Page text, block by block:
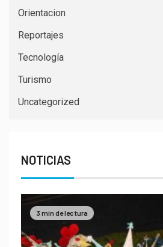
Orientacion
Reportajes
Tecnología
Turismo
Uncategorized
NOTICIAS
3 min de lectura